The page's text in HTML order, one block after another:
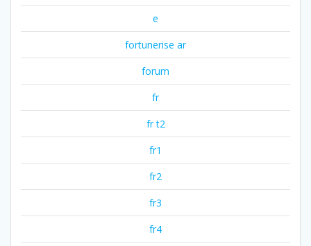
e
fortunerise ar
forum
fr
fr t2
fr1
fr2
fr3
fr4